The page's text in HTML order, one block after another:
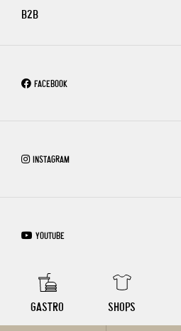
GASTRO SHOPS
FACEBOOK
INSTAGRAM
YOUTUBE
B2B
COPYRIGHT © 2026 – WIEN MITTE THE MALL